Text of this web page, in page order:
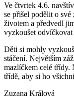
Ve čtvrtek 4.6.
se přišel podělit o
životem a předvedl
vyzkoušet odvíčkovat
Děti si mohly
stáčení. Největším
mazlíčkem celé
třídě, aby si ho
Zuzana Králová